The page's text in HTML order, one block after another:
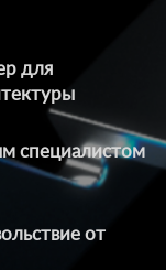
для
специалистом
от